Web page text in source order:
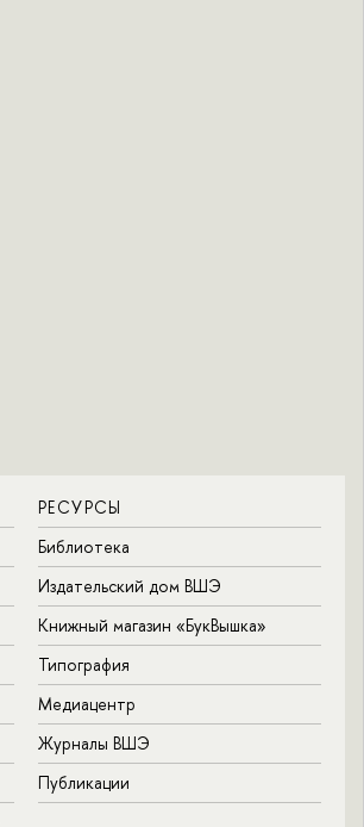
РЕСУРСЫ
Библиотека
Издательский дом ВШЭ
Книжный магазин «БукВышка»
Типография
Медиацентр
Журналы ВШЭ
Публикации